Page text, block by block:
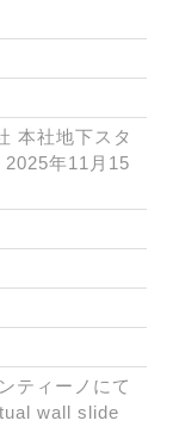
本社地下スタ
年11月15
ティーノにて
wall slide